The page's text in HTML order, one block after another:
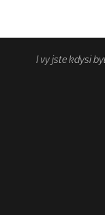
I vy jste kdysi